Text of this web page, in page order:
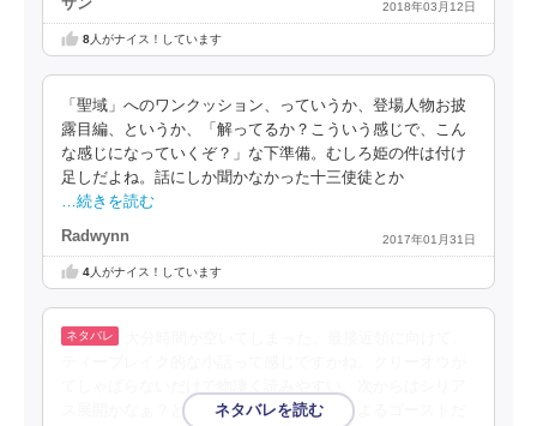
2018年03月12日
8人がナイス！しています
「聖域」へのワンクッション、っていうか、登場人物お披
露目編、というか、「解ってるか？こういう感じで、こん
な感じになっていくぞ？」な下準備。むしろ姫の件は付け
足しだよね。話にしか聞かなかった十三使徒とか
…続きを読む
Radwynn 2017年01月31日
4人がナイス！しています
ス展開かなぁ？というか、ネットワークによるゴーストだ